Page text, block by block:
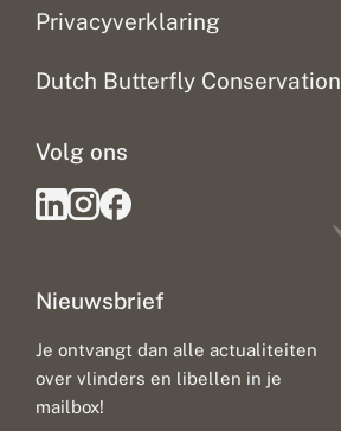
Privacyverklaring
Dutch Butterfly Conservation
Nieuwsbrief
Je ontvangt dan alle actualiteiten
over vlinders en libellen in je
mailbox!
Volg ons